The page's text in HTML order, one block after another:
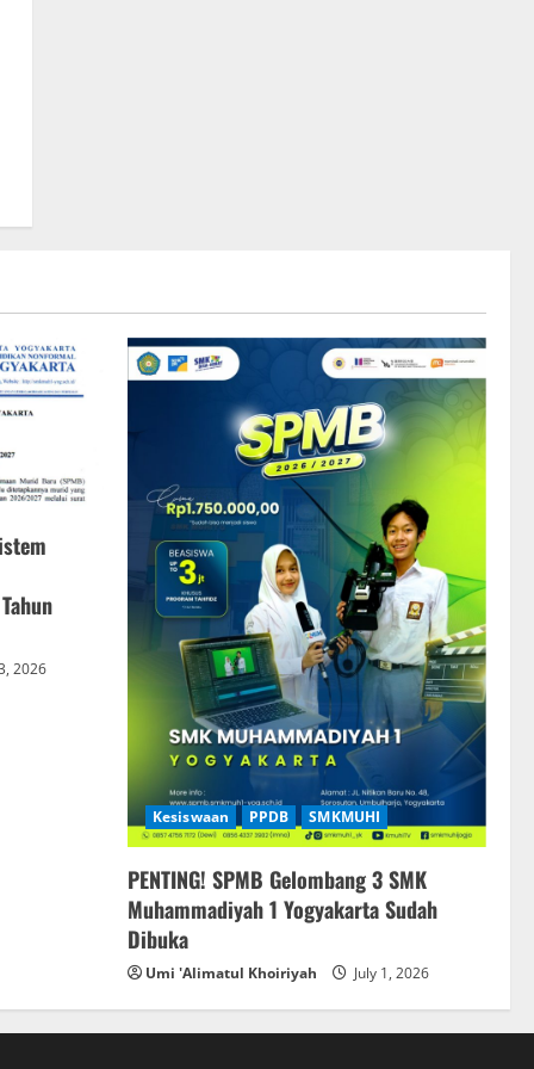
2026
Kesiswaan PPDB SMKMUHI
PENTING! SPMB Gelombang 3 SMK
Muhammadiyah 1 Yogyakarta Sudah
Dibuka
Umi 'Alimatul Khoiriyah July 1, 2026